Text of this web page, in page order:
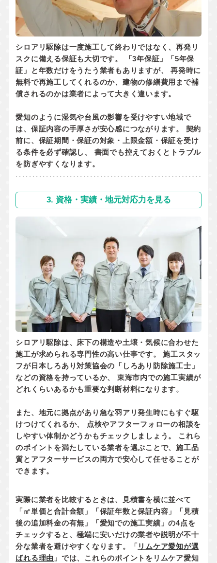
シロアリ駆除は一度施工して終わりではなく、再発リ
スクに備える保証も大切です。 「3年保証」「5年保
証」と年数だけをうたう業者もありますが、 再発時に
無料で再施工してくれるのか、 建物の修繕費用まで補
償されるのかは業者によって大きく違います。
愛知のように湿気や台風の影響を受けやすい地域で
は、保証内容の手厚さが安心感につながります。 契約
前に、 保証期間・保証の対象・上限金額・保証を受け
る条件を必ず確認し、 書面でも控えておくとトラブル
を防ぎやすくなります。
3. 資格・実績・地元対応力を見る
シロアリ駆除は、床下の構造や土壌・気候に合わせた
施工が求められる専門性の高い仕事です。 施工スタッ
フが日本しろあり対策協会の「しろあり防除施工士」
などの資格を持っているか、 東海市内での施工実績が
どれくらいあるかも重要な判断材料になります。
また、地元に拠点があり 急な羽アリ発生時にもすぐ駆
けつけてくれるか、 点検やアフターフォローの相談を
しやすい体制かどうかもチェックしましょう。 これら
のポイントを満たしている業者を選ぶことで、施工品
質とアフターサービスの両方で安心して任せることが
できます。
実際に業者を比較するときは、見積書を横に並べて
「㎡単価と合計金額」「保証年数と保証内容」「見積
後の追加料金の有無」「愛知での施工実績」の4点を
チェックすると、極端に安いだけの業者や説明が不十
分な業者を避けやすくなります。「 リムケア愛知が選
ばれる理由 」では、これらのポイントをリムケア愛知